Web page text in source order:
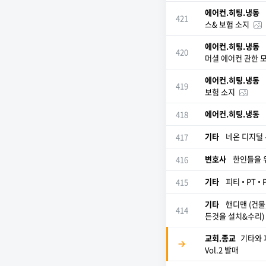
421
에어컨.히팅.냉동
스& 보험 소지
420
에어컨.히팅.냉동
머셜 에어컨 관한
419
에어컨.히팅.냉동
보험 소지
418
에어컨.히팅.냉동
417 기타 네온 디지
416 변호사 한인들을
415 기타 피티 • PT
414
기타 핸디맨 (건
든것을 설치&수리)
교회.종교 기타와
Vol.2 발매